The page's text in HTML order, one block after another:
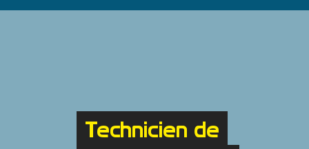
Technicien de